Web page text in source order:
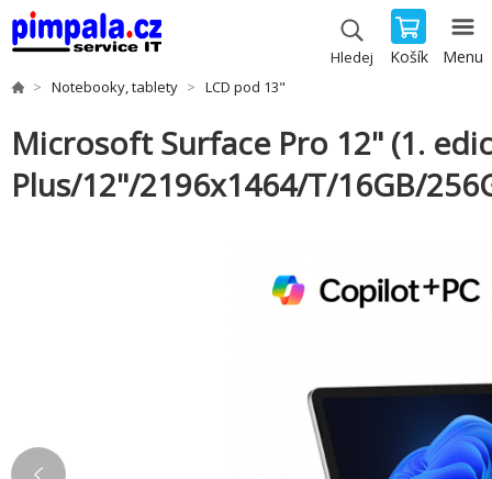
Hledej Košík Menu
Notebooky, tablety LCD pod 13"
Microsoft Surface Pro 12" (1.
Plus/12"/2196x1464/T/16GB/